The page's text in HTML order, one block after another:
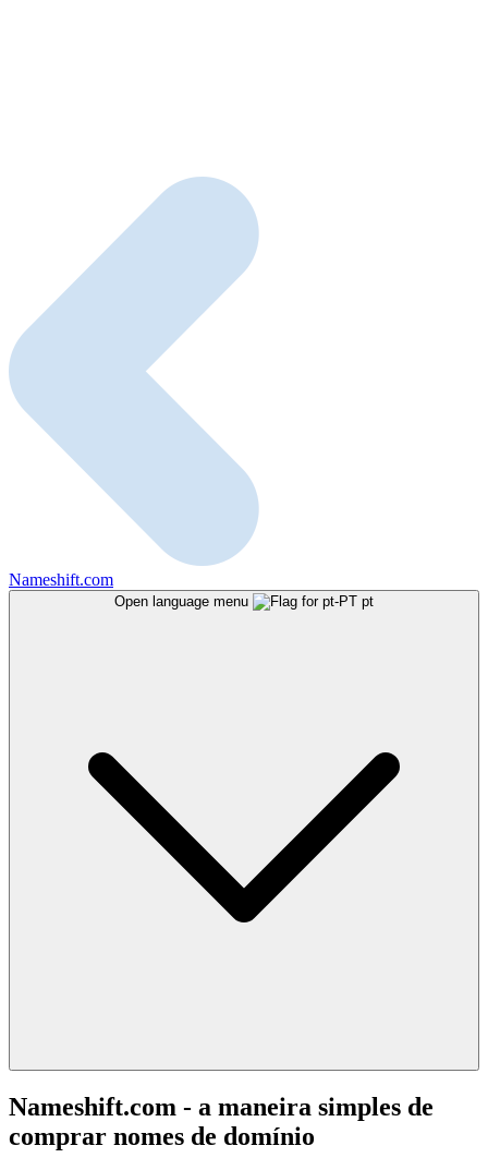
Nameshift.com
Open language menu pt
Nameshift.com - a maneira simples de
comprar nomes de domínio